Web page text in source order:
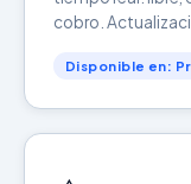
cobro.
Disponible en: